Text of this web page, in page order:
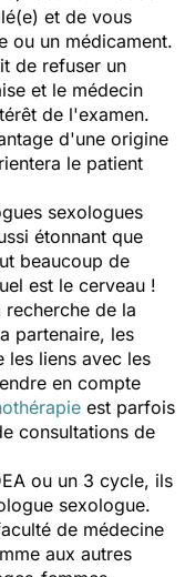
et de vous
ou un médicament.
de refuser un
et le médecin
de l'examen.
d'une origine
le patient
sexologues
étonnant que
beaucoup de
est le cerveau !
de la
partenaire, les
les liens avec les
en compte
est parfois
consultations de
ou un 3 cycle, ils
sexologue.
de médecine
aux autres